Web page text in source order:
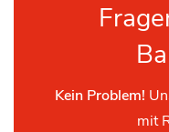
Kein Problem!
mit